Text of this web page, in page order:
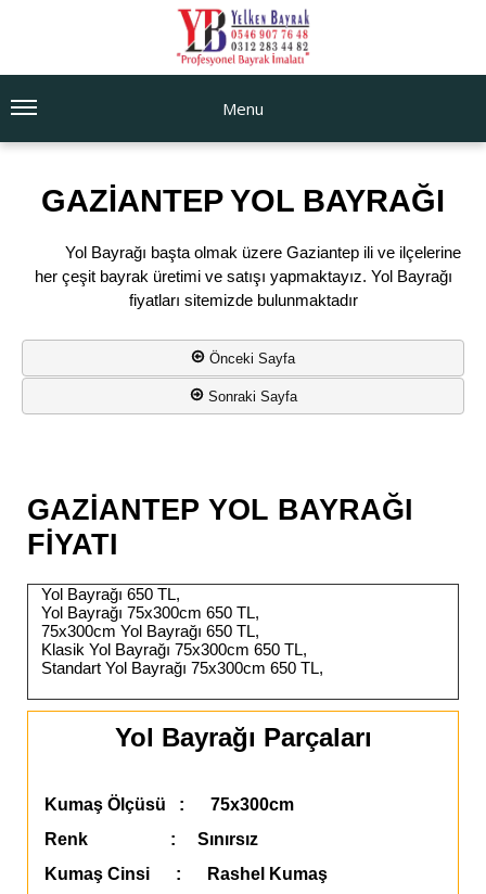
Menu
GAZİANTEP YOL BAYRAĞI
Yol Bayrağı başta olmak üzere Gaziantep ili ve ilçelerine
her çeşit bayrak üretimi ve satışı yapmaktayız. Yol Bayrağı
fiyatları sitemizde bulunmaktadır
Önceki Sayfa
Sonraki Sayfa
GAZİANTEP YOL BAYRAĞI
FİYATI
Yol Bayrağı 650 TL,
Yol Bayrağı 75x300cm 650 TL,
75x300cm Yol Bayrağı 650 TL,
Klasik Yol Bayrağı 75x300cm 650 TL,
Standart Yol Bayrağı 75x300cm 650 TL,
Yol Bayrağı Parçaları
Kumaş Ölçüsü : 75x300cm
Renk : Sınırsız
Kumaş Cinsi : Rashel Kumaş